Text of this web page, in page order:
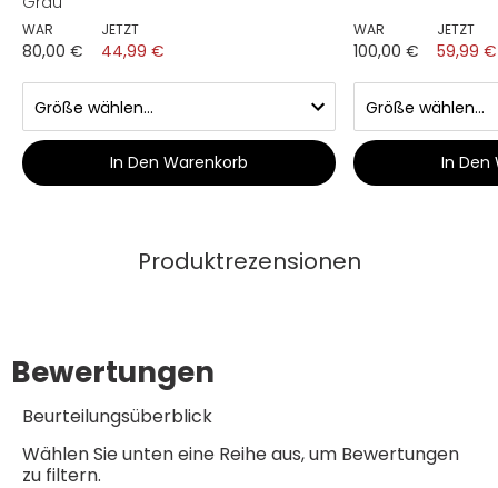
WAR
80,00 €
JETZT
44,99 €
In Den Warenkorb
WAR
100,00 €
JETZT
59,99 €
In Den
Produktrezensionen